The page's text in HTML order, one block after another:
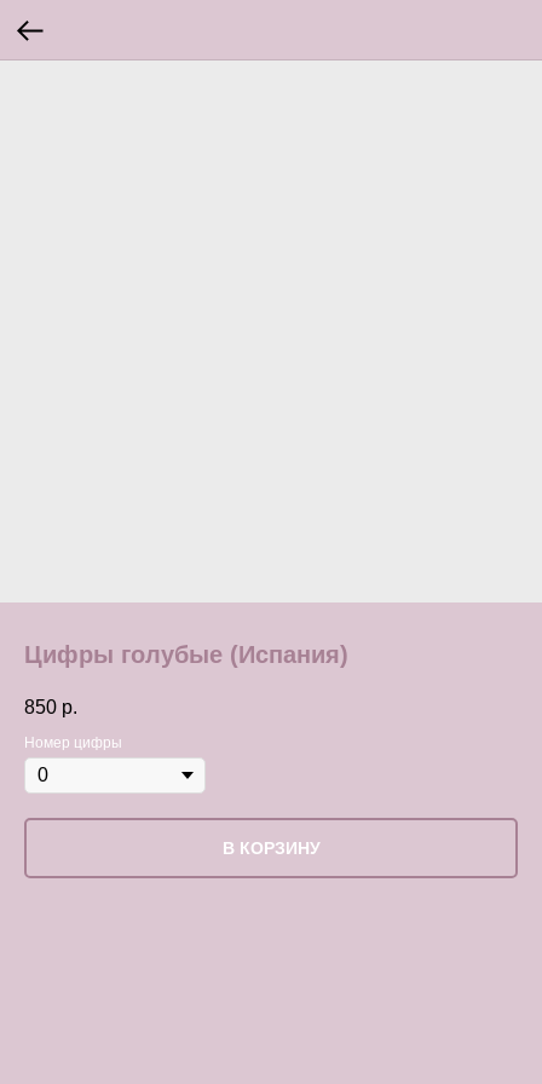
Цифры голубые (Испания)
850 р.
Номер цифры
В КОРЗИНУ